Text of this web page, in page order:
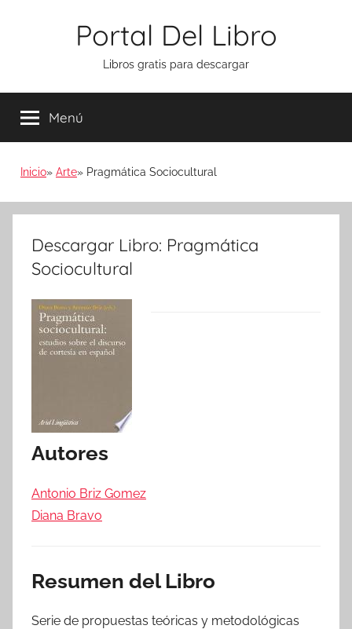
Portal Del Libro
Libros gratis para descargar
Menú
Inicio Arte Pragmática Sociocultural
Descargar Libro: Pragmática
Sociocultural
Autores
Antonio Briz Gomez
Diana Bravo
Resumen del Libro
Serie de propuestas teóricas y metodológicas